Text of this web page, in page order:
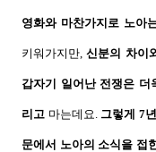
영화와 마찬가지로 노아
키워가지만,신분의 차이
갑자기 일어난 전쟁은 더
리고 마는데요. 그렇게 7
문에서 노아의 소식을 접